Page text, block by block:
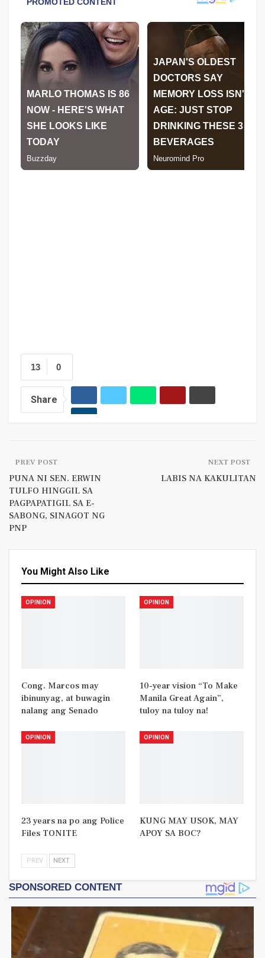
0
13
Share
PREV POST
PUNA NI SEN. ERWIN
TULFO HINGGIL SA
PAGPAPATIGIL SA E-
SABONG, SINAGOT NG
PNP
NEXT POST
LABIS NA KAKULITAN
You Might Also Like
OPINION
Cong. Marcos may
ibinunyag, at buwagin
nalang ang Senado
OPINION
10-year vision “To Make
Manila Great Again”,
tuloy na tuloy na!
OPINION
23 years na po ang Police
Files TONITE
OPINION
KUNG MAY USOK, MAY
APOY SA BOC?
PREV NEXT